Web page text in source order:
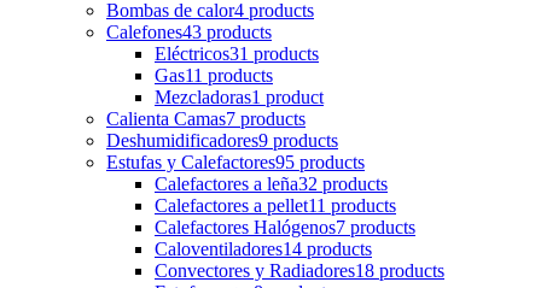
Bombas de calor4 products
Calefones43 products
Eléctricos31 products
Gas11 products
Mezcladoras1 product
Calienta Camas7 products
Deshumidificadores9 products
Estufas y Calefactores95 products
Calefactores a leña32 products
Calefactores a pellet11 products
Calefactores Halógenos7 products
Caloventiladores14 products
Convectores y Radiadores18 products